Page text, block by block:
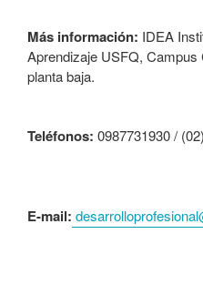
Más información: IDEA
Aprendizaje USFQ,
planta baja.
Teléfonos: 0987731930 /
E-mail: